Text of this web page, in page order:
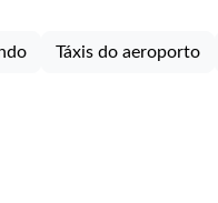
Táxis do aeroporto